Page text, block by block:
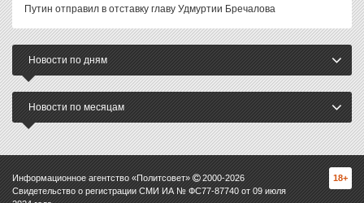
Путин отправил в отставку главу Удмуртии Бречалова
Новости по дням
Новости по месяцам
Информационное агентство «Политсовет» 2000-2026
Свидетельство о регистрации СМИ ИА № ФС77-87740 от 09 июля
18+